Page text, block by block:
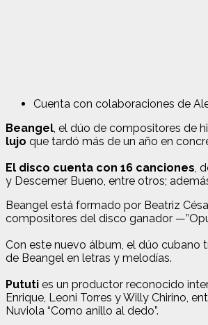
Cuenta con colaboraciones de
Beangel, el dúo de compositores de
lujo que tardó más de un año en
El disco cuenta con 16 canciones,
y Descemer Bueno, entre otros;
Beangel está formado por Beatriz
compositores del disco ganador
Con este nuevo álbum, el dúo
de Beangel en letras y melodías.
Pututi es un productor reconocido
Enrique, Leoni Torres y Willy Chirino,
Nuviola “Como anillo al dedo”.